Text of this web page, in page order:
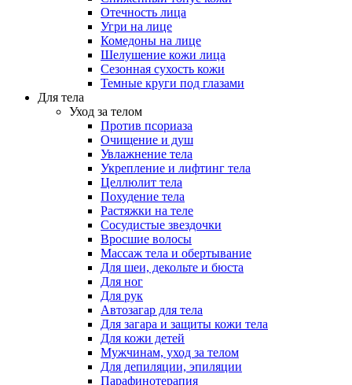
Отечность лица
Угри на лице
Комедоны на лице
Шелушение кожи лица
Сезонная сухость кожи
Темные круги под глазами
Для тела
Уход за телом
Против псориаза
Очищение и душ
Увлажнение тела
Укрепление и лифтинг тела
Целлюлит тела
Похудение тела
Растяжки на теле
Сосудистые звездочки
Вросшие волосы
Массаж тела и обертывание
Для шеи, декольте и бюста
Для ног
Для рук
Автозагар для тела
Для загара и защиты кожи тела
Для кожи детей
Мужчинам, уход за телом
Для депиляции, эпиляции
Парафинотерапия